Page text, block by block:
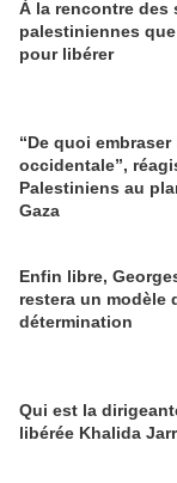
À la rencontre des
palestiniennes
pour libérer
“De quoi embraser
occidentale”,
Palestiniens au
Gaza
Enfin libre,
restera un modèle
détermination
Qui est la
libérée Khalida